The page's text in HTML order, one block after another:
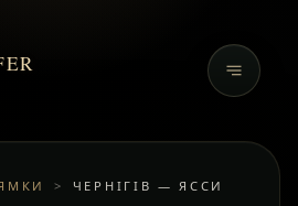
> ЧЕРНІГІВ — ЯССИ